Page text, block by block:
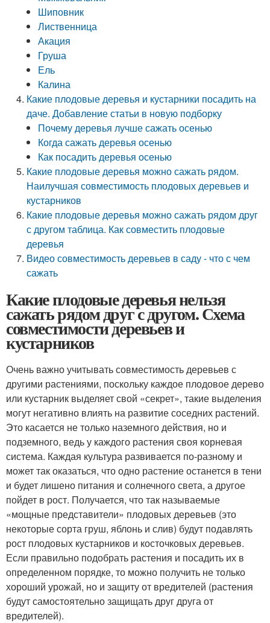
Шиповник
Лиственница
Акация
Груша
Ель
Калина
Какие плодовые деревья и кустарники посадить на
даче. Добавление статьи в новую подборку
Почему деревья лучше сажать осенью
Когда сажать деревья осенью
Как посадить деревья осенью
Какие плодовые деревья можно сажать рядом.
Наилучшая совместимость плодовых деревьев и
кустарников
Какие плодовые деревья можно сажать рядом друг
с другом таблица. Как совместить плодовые
деревья
Видео совместимость деревьев в саду - что с чем
сажать
Какие плодовые деревья нельзя
сажать рядом друг с другом. Схема
совместимости деревьев и
кустарников
Очень важно учитывать совместимость деревьев с
другими растениями, поскольку каждое плодовое дерево
или кустарник выделяет свой «секрет», такие выделения
могут негативно влиять на развитие соседних растений.
Это касается не только наземного действия, но и
подземного, ведь у каждого растения своя корневая
система. Каждая культура развивается по-разному и
может так оказаться, что одно растение останется в тени
и будет лишено питания и солнечного света, а другое
пойдет в рост. Получается, что так называемые
«мощные представители» плодовых деревьев (это
некоторые сорта груш, яблонь и слив) будут подавлять
рост плодовых кустарников и косточковых деревьев.
Если правильно подобрать растения и посадить их в
определенном порядке, то можно получить не только
хороший урожай, но и защиту от вредителей (растения
будут самостоятельно защищать друг друга от
вредителей).